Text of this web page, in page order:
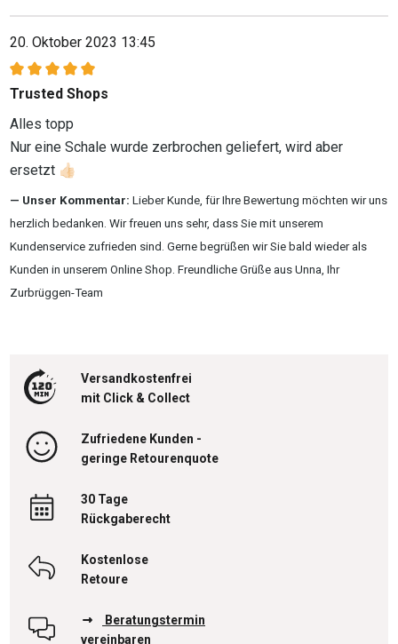
20. Oktober 2023 13:45
Bewertung mit 5 von 5 Sternen
Trusted Shops
Alles topp
Nur eine Schale wurde zerbrochen geliefert, wird aber
ersetzt 👍🏻
Unser Kommentar: Lieber Kunde, für Ihre Bewertung möchten wir uns
herzlich bedanken. Wir freuen uns sehr, dass Sie mit unserem
Kundenservice zufrieden sind. Gerne begrüßen wir Sie bald wieder als
Kunden in unserem Online Shop. Freundliche Grüße aus Unna, Ihr
Zurbrüggen-Team
Versandkostenfrei
mit Click & Collect
Zufriedene Kunden -
geringe Retourenquote
30 Tage
Rückgaberecht
Kostenlose
Retoure
Beratungstermin
vereinbaren